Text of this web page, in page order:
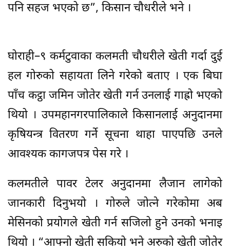
पनि सहज भएको छ”, किसान चौधरीले भने ।
घोराही–९ कर्मटुवाका कलमती चौधरीले खेती गर्दा दुई
हल गोरुको सहायता लिने गरेको बताए । एक बिघा
पाँच कट्ठा जमिन जोतेर खेती गर्न उनलाई गाह्रो भएको
थियो । उपमहानगरपालिकाले किसानलाई अनुदानमा
कृषियन्त्र वितरण गर्ने सूचना थाहा पाएपछि उनले
आवश्यक कागजपत्र पेस गरे ।
कलमतीले पावर टेलर अनुदानमा लैजान लागेको
जानकारी दिनुभयो । गोरुले जोत्ने गरेकोमा अब
मेसिनको प्रयोगले खेती गर्न सजिलो हुने उनको भनाइ
थियो । “आफ्नो खेती सकियो भने अरुको खेती जोतेर